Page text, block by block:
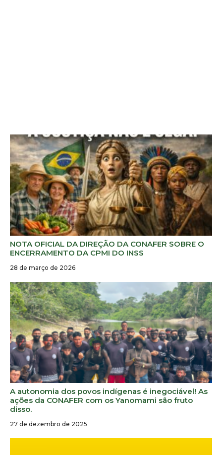
NOTA OFICIAL DA DIREÇÃO DA CONAFER SOBRE O
ENCERRAMENTO DA CPMI DO INSS
28 de março de 2026
A autonomia dos povos indígenas é inegociável! As
ações da CONAFER com os Yanomami são fruto
disso.
27 de dezembro de 2025